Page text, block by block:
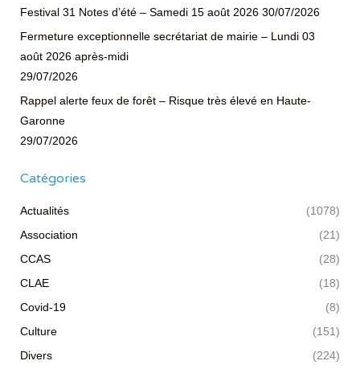
Festival 31 Notes d’été – Samedi 15 août 2026 30/07/2026
Fermeture exceptionnelle secrétariat de mairie – Lundi 03
août 2026 après-midi
29/07/2026
Rappel alerte feux de forêt – Risque très élevé en Haute-
Garonne
29/07/2026
Catégories
Actualités
(1078)
Association
(21)
CCAS
(28)
CLAE
(18)
Covid-19
(8)
Culture
(151)
Divers
(224)